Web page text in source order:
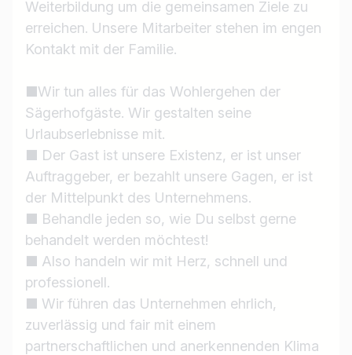
Weiterbildung um die gemeinsamen Ziele zu
erreichen. Unsere Mitarbeiter stehen im engen
Kontakt mit der Familie.
■Wir tun alles für das Wohlergehen der
Sägerhofgäste. Wir gestalten seine
Urlaubserlebnisse mit.
■ Der Gast ist unsere Existenz, er ist unser
Auftraggeber, er bezahlt unsere Gagen, er ist
der Mittelpunkt des Unternehmens.
■ Behandle jeden so, wie Du selbst gerne
behandelt werden möchtest!
■ Also handeln wir mit Herz, schnell und
professionell.
■ Wir führen das Unternehmen ehrlich,
zuverlässig und fair mit einem
partnerschaftlichen und anerkennenden Klima